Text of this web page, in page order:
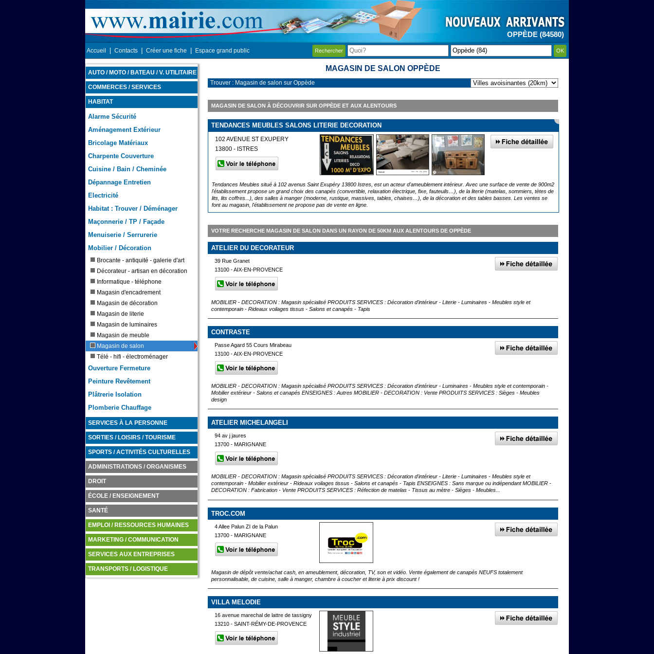
OPPÈDE (84580)
Accueil Contacts Créer une fiche Espace grand public Rechercher OK
AUTO / MOTO / BATEAU / V. UTILITAIRE
COMMERCES / SERVICES
HABITAT
Alarme Sécurité
Aménagement Extérieur
Bricolage Matériaux
Charpente Couverture
Cuisine / Bain / Cheminée
Dépannage Entretien
Electricité
Habitat : Trouver / Déménager
Maçonnerie / TP / Façade
Menuiserie / Serrurerie
Mobilier / Décoration
Brocante - antiquité - galerie d'art
Décorateur - artisan en décoration
Informatique - téléphone
Magasin d'encadrement
Magasin de décoration
Magasin de literie
Magasin de luminaires
Magasin de meuble
Magasin de salon
Télé - hifi - électroménager
Ouverture Fermeture
Peinture Revêtement
Plâtrerie Isolation
Plomberie Chauffage
SERVICES À LA PERSONNE
SORTIES / LOISIRS / TOURISME
SPORTS / ACTIVITÉS CULTURELLES
ADMINISTRATIONS / ORGANISMES
DROIT
ÉCOLE / ENSEIGNEMENT
SANTÉ
EMPLOI / RESSOURCES HUMAINES
MARKETING / COMMUNICATION
SERVICES AUX ENTREPRISES
TRANSPORTS / LOGISTIQUE
MAGASIN DE SALON OPPÈDE
Trouver : Magasin de salon sur Oppède
MAGASIN DE SALON À DÉCOUVRIR SUR OPPÈDE ET AUX ALENTOURS
TENDANCES MEUBLES SALONS LITERIE DECORATION
102 AVENUE ST EXUPERY
13800 - ISTRES
Tendances Meubles situé à 102 avenus Saint Exupéry 13800 Istres, est un acteur d'ameublement intérieur. Avec une surface de vente de 900m2
l'établissement propose un grand choix des canapés (convertible, relaxation électrique, fixe, fauteuils…), de la literie (matelas, sommiers, tètes de
lits, lits coffres...), des salles à manger (moderne, rustique, massives, tables, chaises…), de la décoration et des tables basses. Les ventes se
font au magasin, l'établissement ne propose pas de vente en ligne.
VOTRE RECHERCHE MAGASIN DE SALON DANS UN RAYON DE 50KM AUX ALENTOURS DE OPPÈDE
ATELIER DU DECORATEUR
39 Rue Granet
13100 - AIX-EN-PROVENCE
MOBILIER - DECORATION : Magasin spécialisé PRODUITS SERVICES : Décoration d'intérieur - Literie - Luminaires - Meubles style et
contemporain - Rideaux voilages tissus - Salons et canapés - Tapis
CONTRASTE
Passe Agard 55 Cours Mirabeau
13100 - AIX-EN-PROVENCE
MOBILIER - DECORATION : Magasin spécialisé PRODUITS SERVICES : Décoration d'intérieur - Luminaires - Meubles style et contemporain -
Mobilier extérieur - Salons et canapés ENSEIGNES : Autres MOBILIER - DECORATION : Vente PRODUITS SERVICES : Sièges - Meubles
design
ATELIER MICHELANGELI
94 av j jaures
13700 - MARIGNANE
MOBILIER - DECORATION : Magasin spécialisé PRODUITS SERVICES : Décoration d'intérieur - Literie - Luminaires - Meubles style et
contemporain - Mobilier extérieur - Rideaux voilages tissus - Salons et canapés - Tapis ENSEIGNES : Sans marque ou indépendant MOBILIER -
DECORATION : Fabrication - Vente PRODUITS SERVICES : Réfection de matelas - Tissus au mètre - Sièges - Meubles...
TROC.COM
4 Allee Palun ZI de la Palun
13700 - MARIGNANE
Magasin de dépôt vente/achat cash, en ameublement, décoration, TV, son et vidéo. Vente également de canapés NEUFS totalement
personnalisable, de cuisine, salle à manger, chambre à coucher et literie à prix discount !
VILLA MELODIE
16 avenue marechal de lattre de tassigny
13210 - SAINT-RÉMY-DE-PROVENCE